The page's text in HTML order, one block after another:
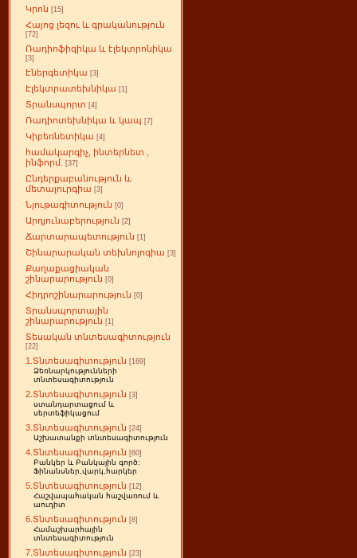
Կրոն [15]
Հայոց լեզու և գրականություն
[72]
Ռադիոֆիզիկա և էլեկտրոնիկա
[3]
Էներգետիկա [3]
Էլեկտրատեխնիկա [1]
Տրանսպորտ [4]
Ռադիոտեխնիկա և կապ [7]
Կիբեռնետիկա [4]
համակարգիչ, ինտերնետ ,
ինֆորմ.
[37]
Ընդերքաբանություն և
մետալուրգիա [3]
Նյութագիտություն [0]
Արդյունաբերություն [2]
Ճարտարապետություն [1]
Շինարարական տեխնոլոգիա [3]
Քաղաքացիական
շինարարություն [0]
Հիդրոշինարարություն [0]
Տրանսպորտային
շինարարություն [1]
Տեսական տնտեսագիտություն
[22]
1.Տնտեսագիտություն [169]
Ձեռնարկությունների
տնտեսագիտություն
2.Տնտեսագիտություն [3]
ստանդարտացում և
սերտեֆիկացում
3.Տնտեսագիտություն [24]
Աշխատանքի տնտեսագիտություն
4.Տնտեսագիտություն [60]
Բանկեր և Բանկային գործ:
Ֆինանսներ,վարկ,հարկեր
5.Տնտեսագիտություն [12]
Հաշվապահական հաշվառում և
աուդիտ
6.Տնտեսագիտություն [8]
Համաշխարհային
տնտեսագիտություն
7.Տնտեսագիտություն [23]